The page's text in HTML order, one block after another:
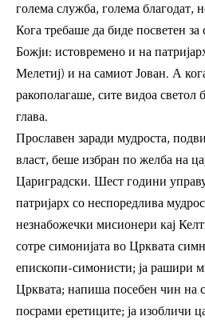
голема служба, голема благодат,
Кога требаше да биде посветен за
Божји: истовремено и на
Мелетиј) и на самиот Јован. А
ракополагаше, сите видоа светол
глава.
Прославен заради мудроста,
власт, беше избран по желба на
Цариградски. Шест години
патријарх со неспоредлива
незнабожечки мисионери кај
сотре симонијата во Црквата
епископи-симонисти; ја рашири
Црквата; напиша посебен чин на
посрами еретиците; ја изобличи